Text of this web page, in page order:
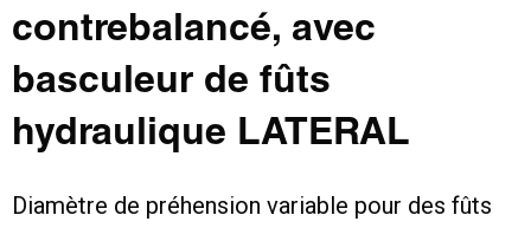
contrebalancé, avec
basculeur de fûts
hydraulique LATERAL
Diamètre de préhension variable pour des fûts